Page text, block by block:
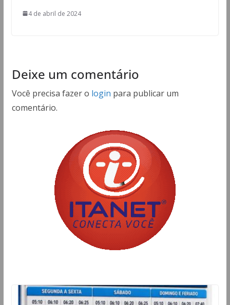
4 de abril de 2024
Deixe um comentário
Você precisa fazer o login para publicar um
comentário.